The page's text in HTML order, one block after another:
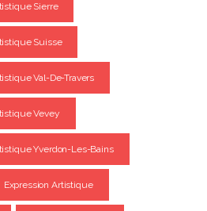
Sierre
Suisse
Val-De-Travers
Vevey
Yverdon-Les-Bains
Expression Artistique